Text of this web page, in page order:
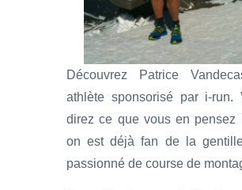
Découvrez Patrice
athlète sponsorisé par i-run.
direz ce que vous en pensez
on est déjà fan de la
passionné de course de